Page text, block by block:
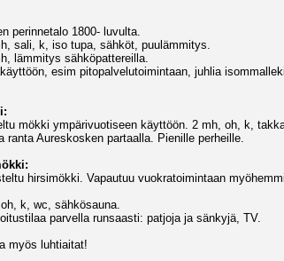
perinnetalo 1800- luvulta.
sali, k, iso tupa, sähköt, puulämmitys.
lämmitys sähköpattereilla.
esim pitopalvelutoimintaan, juhlia
mökki ympärivuotiseen käyttöön. 2 mh, oh, k,
ranta Aureskosken partaalla. Pienille perheille.
hirsimökki. Vapautuu vuokratoimintaan
k, wc, sähkösauna.
parvella runsaasti: patjoja ja sänkyjä, TV.
myös luhtiaitat!